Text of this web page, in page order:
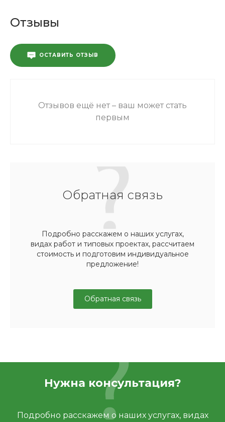
Отзывы
ОСТАВИТЬ ОТЗЫВ
Отзывов ещё нет – ваш может стать
первым
Обратная связь
Подробно расскажем о наших услугах,
видах работ и типовых проектах, рассчитаем
стоимость и подготовим индивидуальное
предложение!
Обратная связь
Нужна консультация?
Подробно расскажем о наших услугах, видах